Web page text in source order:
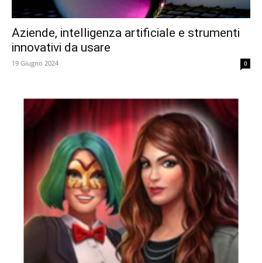
Aziende, intelligenza artificiale e strumenti
innovativi da usare
19 Giugno 2024 0